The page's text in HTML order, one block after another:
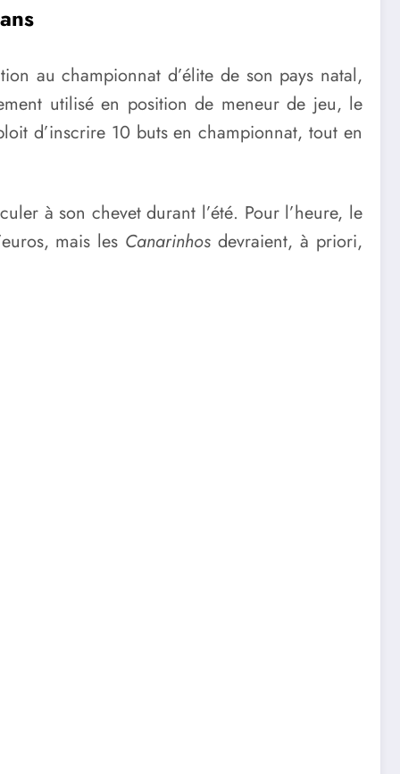
au championnat d’élite de son pays natal,
utilisé en position de meneur de jeu, le
d’inscrire 10 buts en championnat, tout en
à son chevet durant l’été. Pour l’heure, le
mais les Canarinhos devraient, à priori,